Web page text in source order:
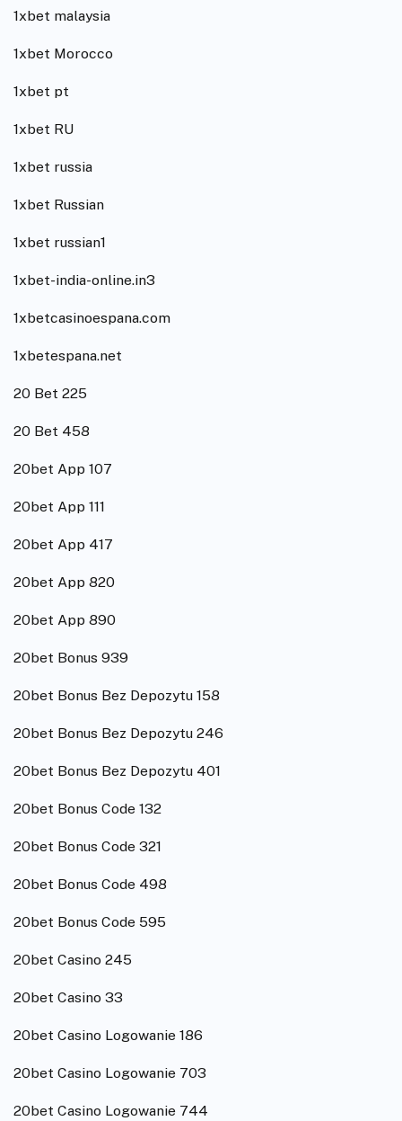
1xbet malaysia
1xbet Morocco
1xbet pt
1xbet RU
1xbet russia
1xbet Russian
1xbet russian1
1xbet-india-online.in3
1xbetcasinoespana.com
1xbetespana.net
20 Bet 225
20 Bet 458
20bet App 107
20bet App 111
20bet App 417
20bet App 820
20bet App 890
20bet Bonus 939
20bet Bonus Bez Depozytu 158
20bet Bonus Bez Depozytu 246
20bet Bonus Bez Depozytu 401
20bet Bonus Code 132
20bet Bonus Code 321
20bet Bonus Code 498
20bet Bonus Code 595
20bet Casino 245
20bet Casino 33
20bet Casino Logowanie 186
20bet Casino Logowanie 703
20bet Casino Logowanie 744